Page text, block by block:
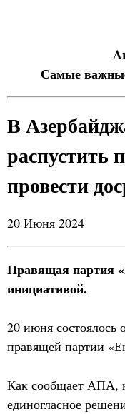
Самые
В
распустить
провести
20 Июня 2024
Правящая партия
инициативой.
20 июня состоялось
правящей партии
Как сообщает АПА,
единогласное